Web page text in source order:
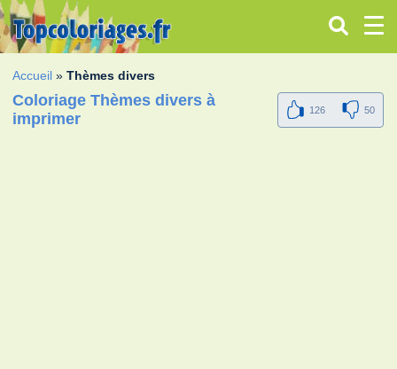
Accueil »Thèmes divers
Coloriage Thèmes divers à
imprimer
126 50